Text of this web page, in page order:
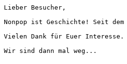
Lieber Besucher,
Nonpop ist Geschichte! Seit dem
Vielen Dank für Euer Interesse.
Wir sind dann mal weg...